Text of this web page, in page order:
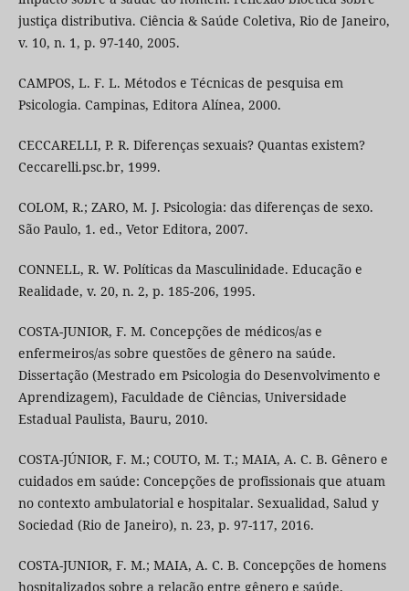
justiça distributiva. Ciência & Saúde Coletiva, Rio de Janeiro,
v. 10, n. 1, p. 97-140, 2005.
CAMPOS, L. F. L. Métodos e Técnicas de pesquisa em
Psicologia. Campinas, Editora Alínea, 2000.
CECCARELLI, P. R. Diferenças sexuais? Quantas existem?
Ceccarelli.psc.br, 1999.
COLOM, R.; ZARO, M. J. Psicologia: das diferenças de sexo.
São Paulo, 1. ed., Vetor Editora, 2007.
CONNELL, R. W. Políticas da Masculinidade. Educação e
Realidade, v. 20, n. 2, p. 185-206, 1995.
COSTA-JUNIOR, F. M. Concepções de médicos/as e
enfermeiros/as sobre questões de gênero na saúde.
Dissertação (Mestrado em Psicologia do Desenvolvimento e
Aprendizagem), Faculdade de Ciências, Universidade
Estadual Paulista, Bauru, 2010.
COSTA-JÚNIOR, F. M.; COUTO, M. T.; MAIA, A. C. B. Gênero e
cuidados em saúde: Concepções de profissionais que atuam
no contexto ambulatorial e hospitalar. Sexualidad, Salud y
Sociedad (Rio de Janeiro), n. 23, p. 97-117, 2016.
COSTA-JUNIOR, F. M.; MAIA, A. C. B. Concepções de homens
hospitalizados sobre a relação entre gênero e saúde.